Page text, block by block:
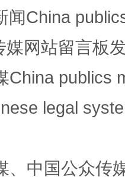
闻China
网站留言板
China publics
legal
、中国公众传